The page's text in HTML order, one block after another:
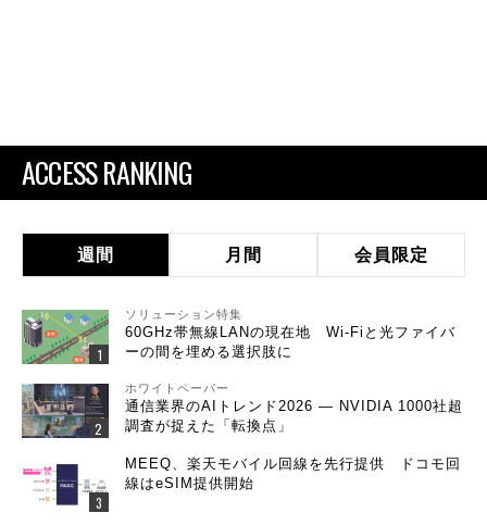
ACCESS RANKING
週間 月間 会員限定
ソリューション特集
60GHz帯無線LANの現在地 Wi-Fiと光ファイバ
ーの間を埋める選択肢に
ホワイトペーパー
通信業界のAIトレンド2026 ― NVIDIA 1000社超
調査が捉えた「転換点」
MEEQ、楽天モバイル回線を先行提供 ドコモ回
線はeSIM提供開始